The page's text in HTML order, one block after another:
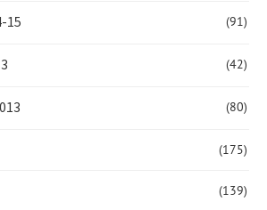
15 (91)
(42)
(80)
(175)
(139)